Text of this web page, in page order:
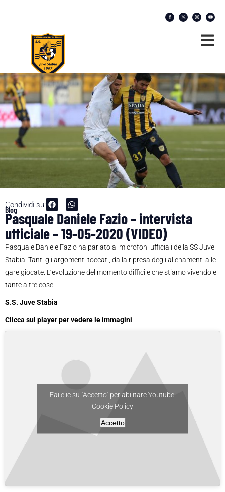
Condividi su:
Blog
Pasquale Daniele Fazio – intervista
ufficiale – 19-05-2020 (VIDEO)
Pasquale Daniele Fazio ha parlato ai microfoni ufficiali della SS Juve
Stabia. Tanti gli argomenti toccati, dalla ripresa degli allenamenti alle
gare giocate. L’evoluzione del momento difficile che stiamo vivendo e
tante altre cose.
S.S. Juve Stabia
Clicca sul player per vedere le immagini
Fai clic su "Accetto" per abilitare Youtube
Cookie Policy
Accetto